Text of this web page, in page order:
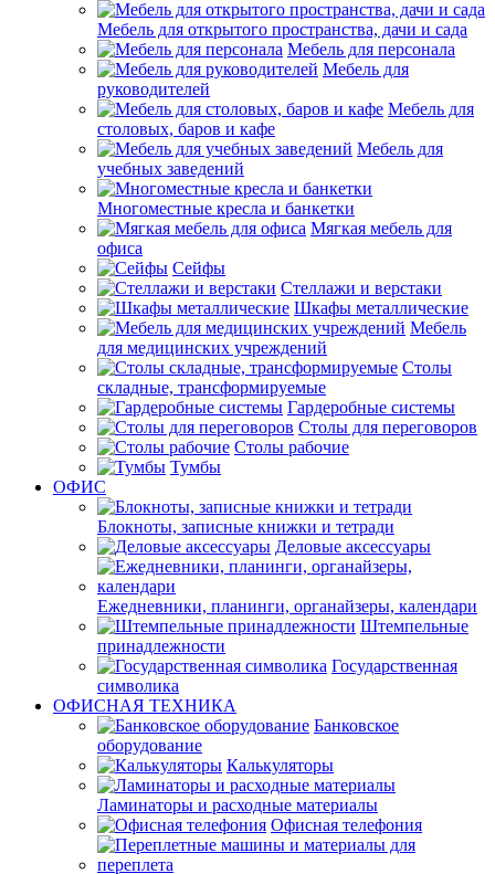
Мебель для открытого пространства, дачи и сада
Мебель для персонала
Мебель для
руководителей
Мебель для
столовых, баров и кафе
Мебель для
учебных заведений
Многоместные кресла и банкетки
Мягкая мебель для
офиса
Сейфы
Стеллажи и верстаки
Шкафы металлические
Мебель
для медицинских учреждений
Столы
складные, трансформируемые
Гардеробные системы
Столы для переговоров
Столы рабочие
Тумбы
ОФИС
Блокноты, записные книжки и тетради
Деловые аксессуары
Ежедневники, планинги, органайзеры, календари
Штемпельные
принадлежности
Государственная
символика
ОФИСНАЯ ТЕХНИКА
Банковское
оборудование
Калькуляторы
Ламинаторы и расходные материалы
Офисная телефония